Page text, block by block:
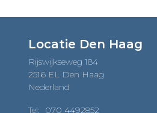
Locatie Den Haag
Rijswijkseweg 184
2516 EL Den Haag
Nederland
Tel: 070 4492852